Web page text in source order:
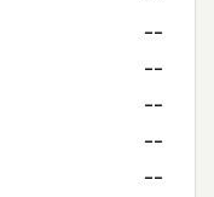
--
--
--
--
--